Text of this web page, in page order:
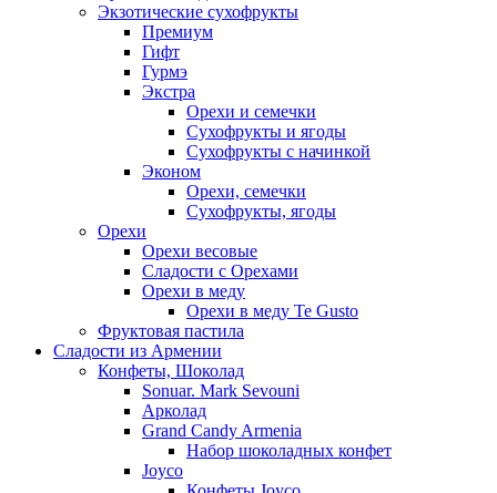
Экзотические сухофрукты
Премиум
Гифт
Гурмэ
Экстра
Орехи и семечки
Сухофрукты и ягоды
Сухофрукты с начинкой
Эконом
Орехи, семечки
Сухофрукты, ягоды
Орехи
Орехи весовые
Сладости с Орехами
Орехи в меду
Орехи в меду Te Gusto
Фруктовая пастила
Сладости из Армении
Конфеты, Шоколад
Sonuar. Mark Sevouni
Арколад
Grand Candy Armenia
Набор шоколадных конфет
Joyco